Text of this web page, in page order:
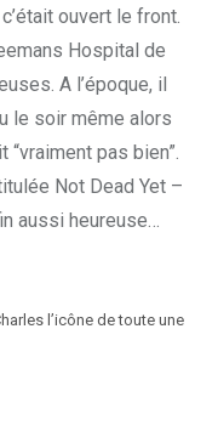
ouvert le front.
Hospital de
A l’époque, il
le soir même alors
“vraiment pas bien”.
Not Dead Yet –
aussi heureuse…
l’icône de toute une